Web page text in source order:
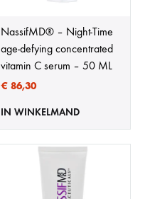
NassifMD®️ – Night-Time
age-defying concentrated
vitamin C serum – 50 ML
€ 86,30
IN WINKELMAND